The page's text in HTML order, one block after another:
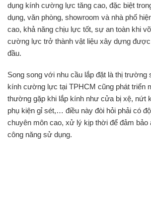
dụng kính cường lực tăng cao, đặc biệt
dụng, văn phòng, showroom và nhà phố
cao, khả năng chịu lực tốt, sự an toàn khi
cường lực trở thành vật liệu xây dựng
đầu.
Song song với nhu cầu lắp đặt là thị
kính cường lực tại TPHCM cũng phát triển
thường gặp khi lắp kính như cửa bị xệ, nứt
phụ kiện gỉ sét,… điều này đòi hỏi phải có
chuyên môn cao, xử lý kịp thời để đảm bảo
công năng sử dụng.